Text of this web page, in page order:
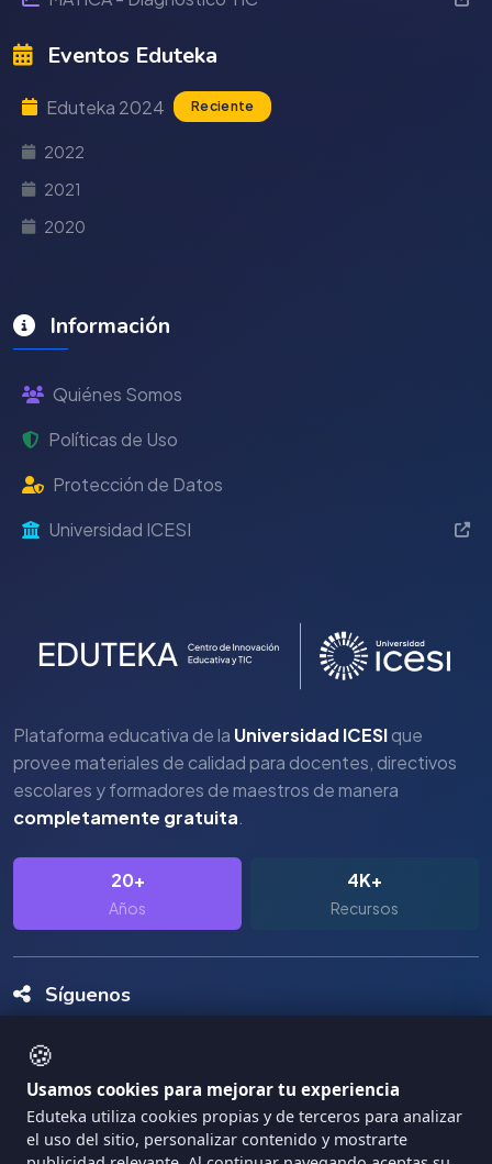
🍪
Usamos cookies para mejorar tu experiencia
Eduteka utiliza cookies propias y de terceros para analizar
el uso del sitio, personalizar contenido y mostrarte
Eventos Eduteka
Eduteka 2024 Reciente
2022
2021
2020
Información
Quiénes Somos
Políticas de Uso
Protección de Datos
Universidad ICESI
Plataforma educativa de la Universidad ICESIque
provee materiales de calidad para docentes, directivos
escolares y formadores de maestros de manera
completamente gratuita.
20+
Años
4K+
Recursos
Síguenos
Copyright Eduteka 2001-2026 - Universidad ICESI